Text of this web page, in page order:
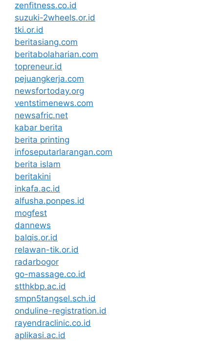
zenfitness.co.id
suzuki-2wheels.or.id
tki.or.id
beritasiang.com
beritabolaharian.com
topreneur.id
pejuangkerja.com
newsfortoday.org
ventstimenews.com
newsafric.net
kabar berita
berita printing
infoseputarlarangan.com
berita islam
beritakini
inkafa.ac.id
alfusha.ponpes.id
mogfest
dannews
balqis.or.id
relawan-tik.or.id
radarbogor
go-massage.co.id
stthkbp.ac.id
smpn5tangsel.sch.id
onduline-registration.id
rayendraclinic.co.id
aplikasi.ac.id